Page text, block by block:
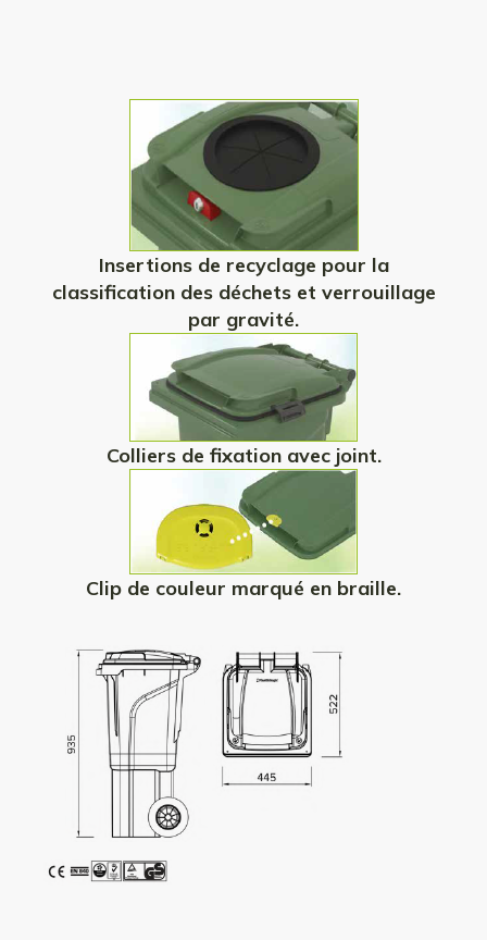
Insertions de recyclage pour la
classification des déchets et verrouillage
par gravité.
Colliers de fixation avec joint.
Clip de couleur marqué en braille.